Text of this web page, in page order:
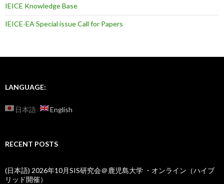
IEICE Knowledge Base
IEICE-EA Special issue Call for Papers
LANGUAGE:
日本語 English
RECENT POSTS
(日本語) 2026年10月SIS研究会＠鹿児島大学 ・オンライン（ハイブ
リッド開催）